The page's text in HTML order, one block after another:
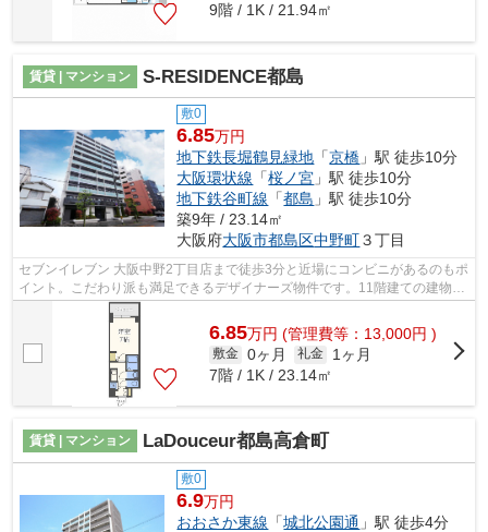
9階 / 1K / 21.94㎡
賃貸 | マンション S-RESIDENCE都島
敷0
6.85万円
地下鉄長堀鶴見緑地 「京橋 」駅 徒歩10分
大阪環状線 「桜ノ宮 」駅 徒歩10分
地下鉄谷町線 「都島 」駅 徒歩10分
築9年 / 23.14㎡
大阪府大阪市都島区中野町３丁目
セブンイレブン 大阪中野2丁目店まで徒歩3分と近場にコンビニがあるのもポ
イント。こだわり派も満足できるデザイナーズ物件です。11階建ての建物で
地域にマッチした物件。2駅利用可能...
6.85万円 (管理費等：13,000円 )
敷金 0ヶ月 礼金
1ヶ月
7階 / 1K / 23.14㎡
賃貸 | マンション LaDouceur都島高倉町
敷0
6.9万円
おおさか東線 「城北公園通 」駅 徒歩4分